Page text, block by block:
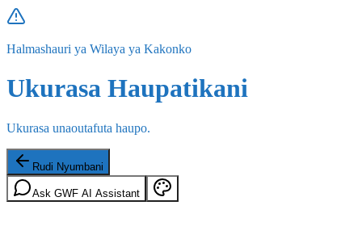
Halmashauri ya Wilaya ya Kakonko
Ukurasa Haupatikani
Ukurasa unaoutafuta haupo.
Rudi Nyumbani
Ask GWF AI Assistant